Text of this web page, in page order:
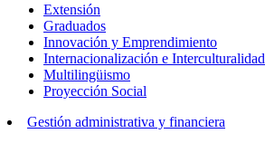
Extensión
Graduados
Innovación y Emprendimiento
Internacionalización e Interculturalidad
Multilingüismo
Proyección Social
Gestión administrativa y financiera